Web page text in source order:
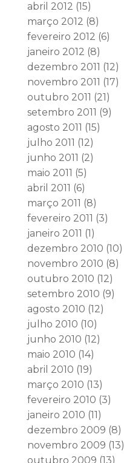
abril 2012 (15)
março 2012 (8)
fevereiro 2012 (6)
janeiro 2012 (8)
dezembro 2011 (12)
novembro 2011 (17)
outubro 2011 (21)
setembro 2011 (9)
agosto 2011 (15)
julho 2011 (12)
junho 2011 (2)
maio 2011 (5)
abril 2011 (6)
março 2011 (8)
fevereiro 2011 (3)
janeiro 2011 (1)
dezembro 2010 (10)
novembro 2010 (8)
outubro 2010 (12)
setembro 2010 (9)
agosto 2010 (12)
julho 2010 (10)
junho 2010 (12)
maio 2010 (14)
abril 2010 (19)
março 2010 (13)
fevereiro 2010 (3)
janeiro 2010 (11)
dezembro 2009 (8)
novembro 2009 (13)
outubro 2009 (13)